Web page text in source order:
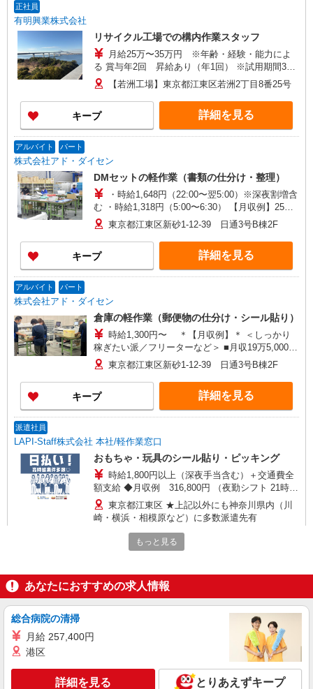
ーカドー川崎店1階） ・サイクルスポットアリオ
葛西店（東京都江戸川区東葛西9-3-3 アリオ葛西
1階） ・サイクルスポット イトーヨーカドー木場
店（東京都江東区木場1-5-30 イトーヨーカドー
木場店地下1階）
正社員
有明興業株式会社
リサイクル工場での構内作業スタッフ
月給25万〜35万円 ※年齢・経験・能力によ
る 賞与年2回 昇給あり（年1回） ※試用期間3ケ
月あり（待遇変動なし） 【月収例】 月収29.8万円
（月給23万円＋時間外(40H)手当6.8万円） 年収
402.6万円／31歳／入社3年目
【若洲工場】東京都江東区若洲2丁目8番25号
キープ 詳細を見る
アルバイト パート
株式会社アド・ダイセン
DMセットの軽作業（書類の仕分け・整理）
・時給1,648円（22:00〜翌5:00）※深夜割増含
む ・時給1,318円（5:00〜6:30） 【月収例】25万
8,780円 ＋精勤手当5,000円（月150h以上勤務に
て支給） ＋残業月10h（1万6,480円） ※週5日
（月20日）の場合 ※別途、交通費支給（月2万円
まで）
東京都江東区新砂1-12-39 日通3号B棟2F
キープ 詳細を見る
アルバイト パート
株式会社アド・ダイセン
倉庫の軽作業（郵便物の仕分け・シール貼り）
時給1,300円〜 ＊【月収例】＊ ＜しっかり
稼ぎたい派／フリーターなど＞ ■月収19万5,000円
＋ 別途残業代 1日7.5時間×週5日（月20日）の
場合 精手当勤5,000円含む） ＜スキマ時間にム
リなく派／主婦・主夫、Wワークなど＞ ■月収9万
3,600円 1日6時間×週3日（月12日）の場合 ■月
収8万5,800円 1日5.5時間×週3日（月12日）の
東京都江東区新砂1-12-39 日通3号B棟2F
キープ 詳細を見る
派遣社員
LAPI-Staff株式会社 本社/軽作業窓口
おもちゃ・玩具のシール貼り・ピッキング
時給1,800円以上（深夜手当含む）＋交通費全
額支給 ◆月収例 316,800円 （夜勤シフト 21時〜
翌6時 週5日勤務の場合） 時給1,800円×8h×22日勤
務
東京都江東区 ★上記以外にも神奈川県内（川
崎・横浜・相模原など）に多数派遣先有
派遣社員
LAPI-Staff株式会社 本社/軽作業窓口
DVDのシール貼り、仕分け、梱包
時給1,400円以上＋交通費全額支給 ※夜勤は時
給1,800円以上（深夜手当含む） ◆月収例
246,400円 （日勤シフト10時〜19時 週5日勤務の
東京都江東区 ★上記以外にも神奈川県内（川
崎・横浜・相模原など）に多数派遣先有
もっと見る
あなたにおすすめの求人情報
総合病院の清掃
月給 257,400円
港区
詳細を見る とりあえずキープ